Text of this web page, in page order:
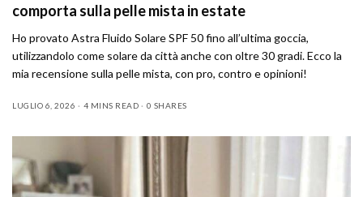
comporta sulla pelle mista in estate
Ho provato Astra Fluido Solare SPF 50 fino all’ultima goccia,
utilizzandolo come solare da città anche con oltre 30 gradi. Ecco la
mia recensione sulla pelle mista, con pro, contro e opinioni!
LUGLIO 6, 2026 4 MINS READ 0 SHARES